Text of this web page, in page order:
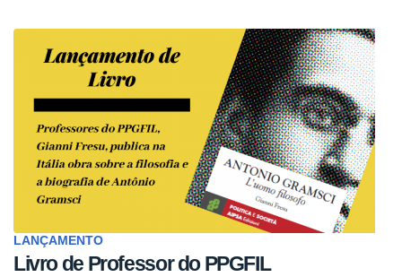
LANÇAMENTO
Livro de Professor do PPGFIL